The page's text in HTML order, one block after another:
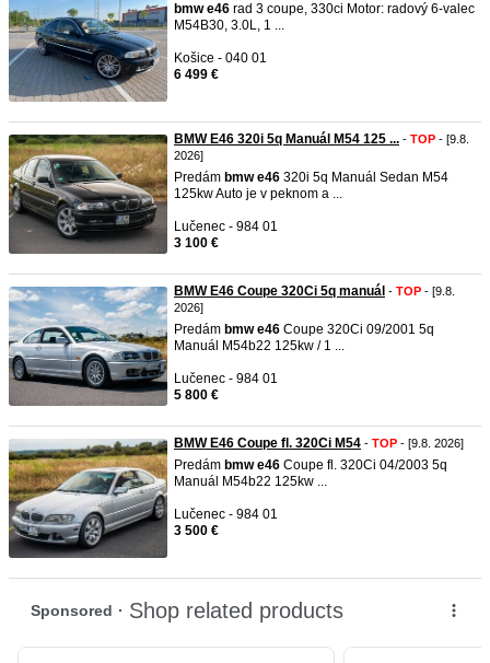
bmw e46 rad 3 coupe, 330ci Motor: radový 6-valec
M54B30, 3.0L, 1 ...
Košice - 040 01
6 499 €
BMW E46 320i 5q Manuál M54 125 ... - TOP - [9.8.
2026]
Predám bmw e46 320i 5q Manuál Sedan M54
125kw Auto je v peknom a ...
Lučenec - 984 01
3 100 €
BMW E46 Coupe 320Ci 5q manuál - TOP - [9.8.
2026]
Predám bmw e46 Coupe 320Ci 09/2001 5q
Manuál M54b22 125kw / 1 ...
Lučenec - 984 01
5 800 €
BMW E46 Coupe fl. 320Ci M54 - TOP - [9.8. 2026]
Predám bmw e46 Coupe fl. 320Ci 04/2003 5q
Manuál M54b22 125kw ...
Lučenec - 984 01
3 500 €